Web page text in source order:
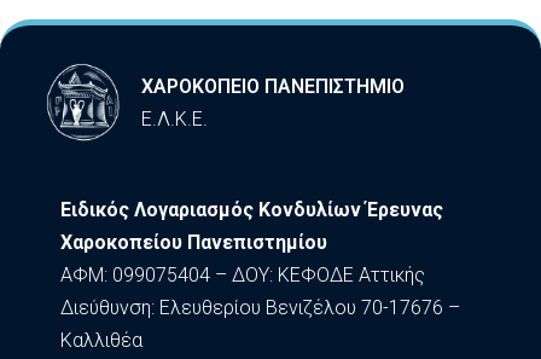
ΧΑΡΟΚΟΠΕΙΟ ΠΑΝΕΠΙΣΤΗΜΙΟ
Ε.Λ.Κ.Ε.
Ειδικός Λογαριασμός Κονδυλίων Έρευνας
Χαροκοπείου Πανεπιστημίου
ΑΦΜ: 099075404 – ΔΟΥ: ΚΕΦΟΔΕ Αττικής
Διεύθυνση: Ελευθερίου Βενιζέλου 70-17676 –
Καλλιθέα